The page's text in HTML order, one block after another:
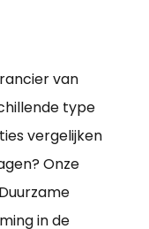
van
type
vergelijken
Onze
in de